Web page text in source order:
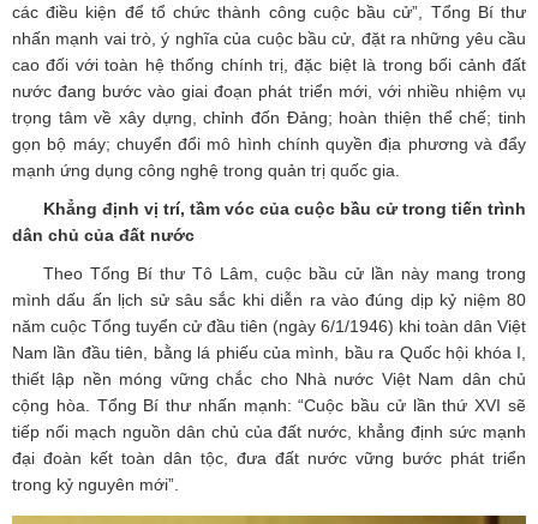
các điều kiện để tổ chức thành công cuộc bầu cử”, Tổng Bí thư
nhấn mạnh vai trò, ý nghĩa của cuộc bầu cử, đặt ra những yêu cầu
cao đối với toàn hệ thống chính trị, đặc biệt là trong bối cảnh đất
nước đang bước vào giai đoạn phát triển mới, với nhiều nhiệm vụ
trọng tâm về xây dựng, chỉnh đốn Đảng; hoàn thiện thể chế; tinh
gọn bộ máy; chuyển đổi mô hình chính quyền địa phương và đẩy
mạnh ứng dụng công nghệ trong quản trị quốc gia.
Khẳng định vị trí, tầm vóc của cuộc bầu cử trong tiến trình
dân chủ của đất nước
Theo Tổng Bí thư Tô Lâm, cuộc bầu cử lần này mang trong
mình dấu ấn lịch sử sâu sắc khi diễn ra vào đúng dịp kỷ niệm 80
năm cuộc Tổng tuyển cử đầu tiên (ngày 6/1/1946) khi toàn dân Việt
Nam lần đầu tiên, bằng lá phiếu của mình, bầu ra Quốc hội khóa I,
thiết lập nền móng vững chắc cho Nhà nước Việt Nam dân chủ
cộng hòa. Tổng Bí thư nhấn mạnh: “Cuộc bầu cử lần thứ XVI sẽ
tiếp nối mạch nguồn dân chủ của đất nước, khẳng định sức mạnh
đại đoàn kết toàn dân tộc, đưa đất nước vững bước phát triển
trong kỷ nguyên mới”.